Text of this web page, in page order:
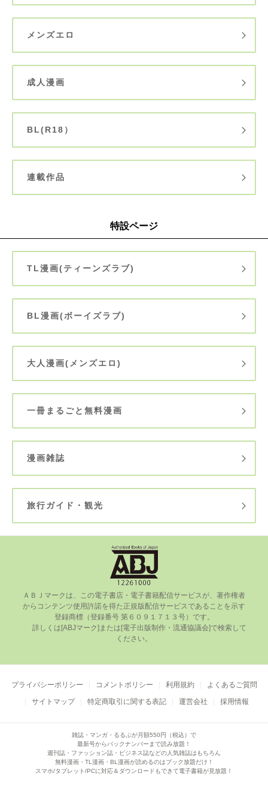
メンズエロ
成人漫画
BL(R18）
連載作品
特設ページ
TL漫画(ティーンズラブ)
BL漫画(ボーイズラブ)
大人漫画(メンズエロ)
一冊まるごと無料漫画
漫画雑誌
旅行ガイド・観光
ＡＢＪマークは、この電⼦書店・電⼦書籍配信サービスが、著作権者
からコンテンツ使⽤許諾を得た正規版配信サービスであることを⽰す
登録商標（登録番号 第６０９１７１３号）です。
ください。
プライバシーポリシー コメントポリシー 利用規約
よくあるご質問
サイトマップ
特定商取引に関する表記 運営会社 採用情報
雑誌・マンガ・るるぶが月額550円（税込）で
最新号からバックナンバーまで読み放題！
週刊誌・ファッション誌・ビジネス誌などの人気雑誌はもちろん
無料漫画・TL漫画・BL漫画が読めるのはブック放題だけ！
スマホ/タブレット/PCに対応＆ダウンロードもできて電子書籍が見放題！